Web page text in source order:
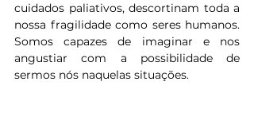
cuidados paliativos, descortinam toda a
nossa fragilidade como seres humanos.
Somos capazes de imaginar e nos
angustiar com a possibilidade de
sermos nós naquelas situações.